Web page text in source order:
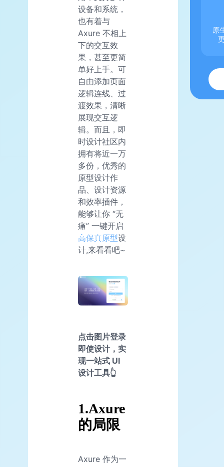
设备和系统，
也有着与
Axure 不相上
下的交互效
果，甚至更简
单好上手。可
自由添加页面
逻辑连线、过
渡效果，清晰
展现交互逻
辑。而且，即
时设计社区内
拥有将近一万
多份，优秀的
原型设计作
品、设计资源
和效率插件，
能够让你 “无
痛” 一键开启
高保真原型设
计,来看看吧~
点击图片登录
即使设计，实
现一站式 UI
设计工具👆
1.Axure
的局限
Axure 作为一
原